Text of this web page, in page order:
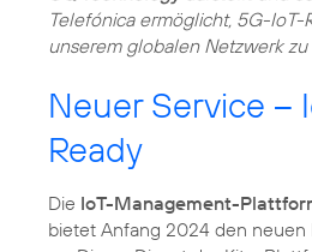
Telefónica ermöglicht, 5G-IoT-
unserem globalen Netzwerk zu
Neuer Service –
Ready
Die IoT-Management-
bietet Anfang 2024 den neuen